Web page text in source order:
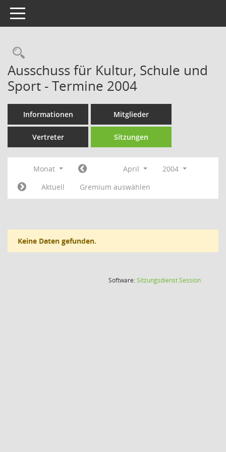
Toggle navigation
Rechercheauswahl
Ausschuss für Kultur, Schule und
Sport - Termine 2004
Informationen Mitglieder
Vertreter Sitzungen
Monat April
2004
Aktuell
Gremium auswählen
Keine Daten gefunden.
Software:SitzungsdienstSession(Wird in